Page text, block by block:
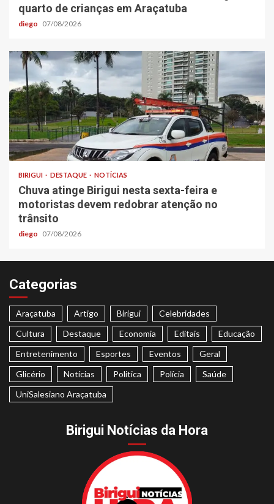
quarto de crianças em Araçatuba
diego 07/08/2026
BIRIGUI DESTAQUE NOTÍCIAS
Chuva atinge Birigui nesta sexta-feira e
motoristas devem redobrar atenção no
trânsito
diego 07/08/2026
Categorias
Araçatuba Artigo Birigui
Celebridades
Cultura
Destaque Economia Editais
Educação
Entretenimento
Esportes Eventos
Geral
Glicério
Notícias Politica Polícia
Saúde
UniSalesiano Araçatuba
Birigui Notícias da Hora